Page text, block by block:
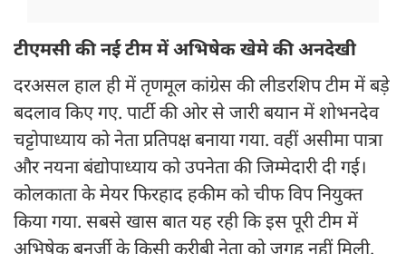
टीएमसी की नई टीम में अभिषेक खेमे की अनदेखी
दरअसल हाल ही में तृणमूल कांग्रेस की लीडरशिप टीम में बड़े
बदलाव किए गए. पार्टी की ओर से जारी बयान में शोभनदेव
चट्टोपाध्याय को नेता प्रतिपक्ष बनाया गया. वहीं असीमा पात्रा
और नयना बंद्योपाध्याय को उपनेता की जिम्मेदारी दी गई।
कोलकाता के मेयर फिरहाद हकीम को चीफ विप नियुक्त
किया गया. सबसे खास बात यह रही कि इस पूरी टीम में